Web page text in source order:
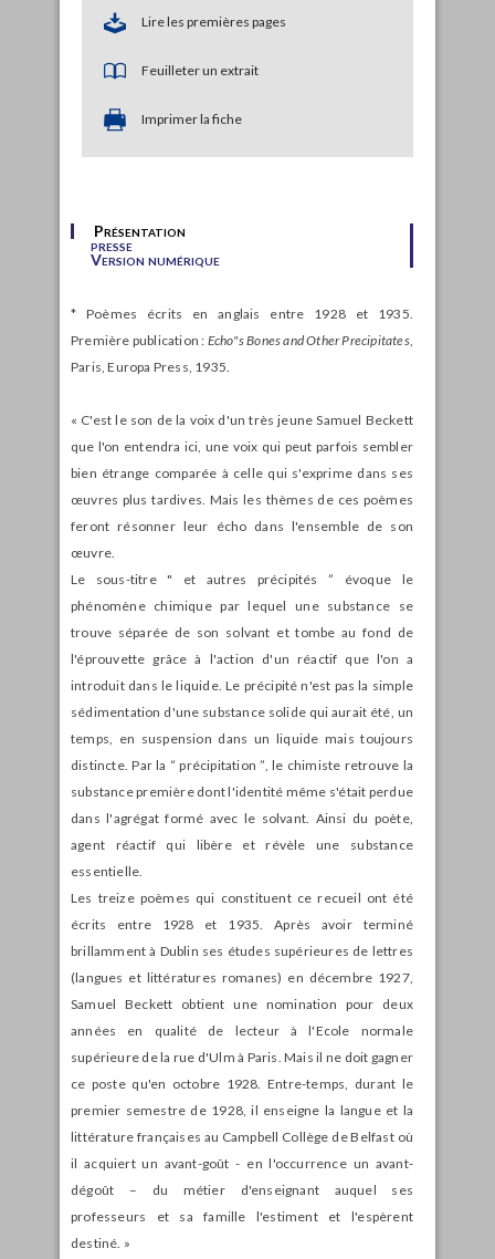
Lire les premières pages
Feuilleter un extrait
Imprimer la fiche
Présentation
presse
Version numérique
* Poèmes écrits en anglais entre 1928 et 1935.
Première publication : Echo"s Bones and Other Precipitates,
Paris, Europa Press, 1935.
« C'est le son de la voix d'un très jeune Samuel Beckett
que l'on entendra ici, une voix qui peut parfois sembler
bien étrange comparée à celle qui s'exprime dans ses
œuvres plus tardives. Mais les thèmes de ces poèmes
feront résonner leur écho dans l'ensemble de son
œuvre.
Le sous-titre " et autres précipités ” évoque le
phénomène chimique par lequel une substance se
trouve séparée de son solvant et tombe au fond de
l'éprouvette grâce à l'action d'un réactif que l'on a
introduit dans le liquide. Le précipité n'est pas la simple
sédimentation d'une substance solide qui aurait été, un
temps, en suspension dans un liquide mais toujours
distincte. Par la “ précipitation ”, le chimiste retrouve la
substance première dont l'identité même s'était perdue
dans l'agrégat formé avec le solvant. Ainsi du poète,
agent réactif qui libère et révèle une substance
essentielle.
Les treize poèmes qui constituent ce recueil ont été
écrits entre 1928 et 1935. Après avoir terminé
brillamment à Dublin ses études supérieures de lettres
(langues et littératures romanes) en décembre 1927,
Samuel Beckett obtient une nomination pour deux
années en qualité de lecteur à l'Ecole normale
supérieure de la rue d'Ulm à Paris. Mais il ne doit gagner
ce poste qu'en octobre 1928. Entre-temps, durant le
premier semestre de 1928, il enseigne la langue et la
littérature françaises au Campbell Collège de Belfast où
il acquiert un avant-goût - en l'occurrence un avant-
dégoût – du métier d'enseignant auquel ses
professeurs et sa famille l'estiment et l'espèrent
destiné. »